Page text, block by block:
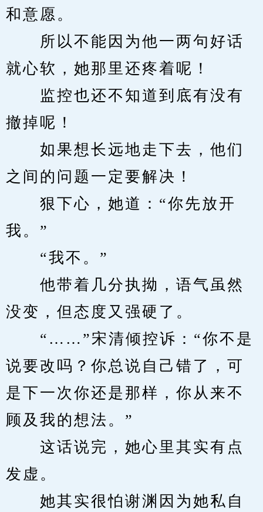
和意愿。
所以不能因为他一两句好话
就心软，她那里还疼着呢！
监控也还不知道到底有没有
撤掉呢！
如果想长远地走下去，他们
之间的问题一定要解决！
狠下心，她道：“你先放开
我。”
“我不。”
他带着几分执拗，语气虽然
没变，但态度又强硬了。
“……”宋清倾控诉：“你不是
说要改吗？你总说自己错了，可
是下一次你还是那样，你从来不
顾及我的想法。”
这话说完，她心里其实有点
发虚。
她其实很怕谢渊因为她私自